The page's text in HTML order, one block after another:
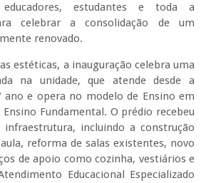
educadores, estudantes e toda a
celebrar a consolidação de um
renovado.
estéticas, a inauguração celebra uma
na unidade, que atende desde a
ano e opera no modelo de Ensino em
Fundamental. O prédio recebeu
incluindo a construção
reforma de salas existentes, novo
de apoio como cozinha, vestiários e
Educacional Especializado